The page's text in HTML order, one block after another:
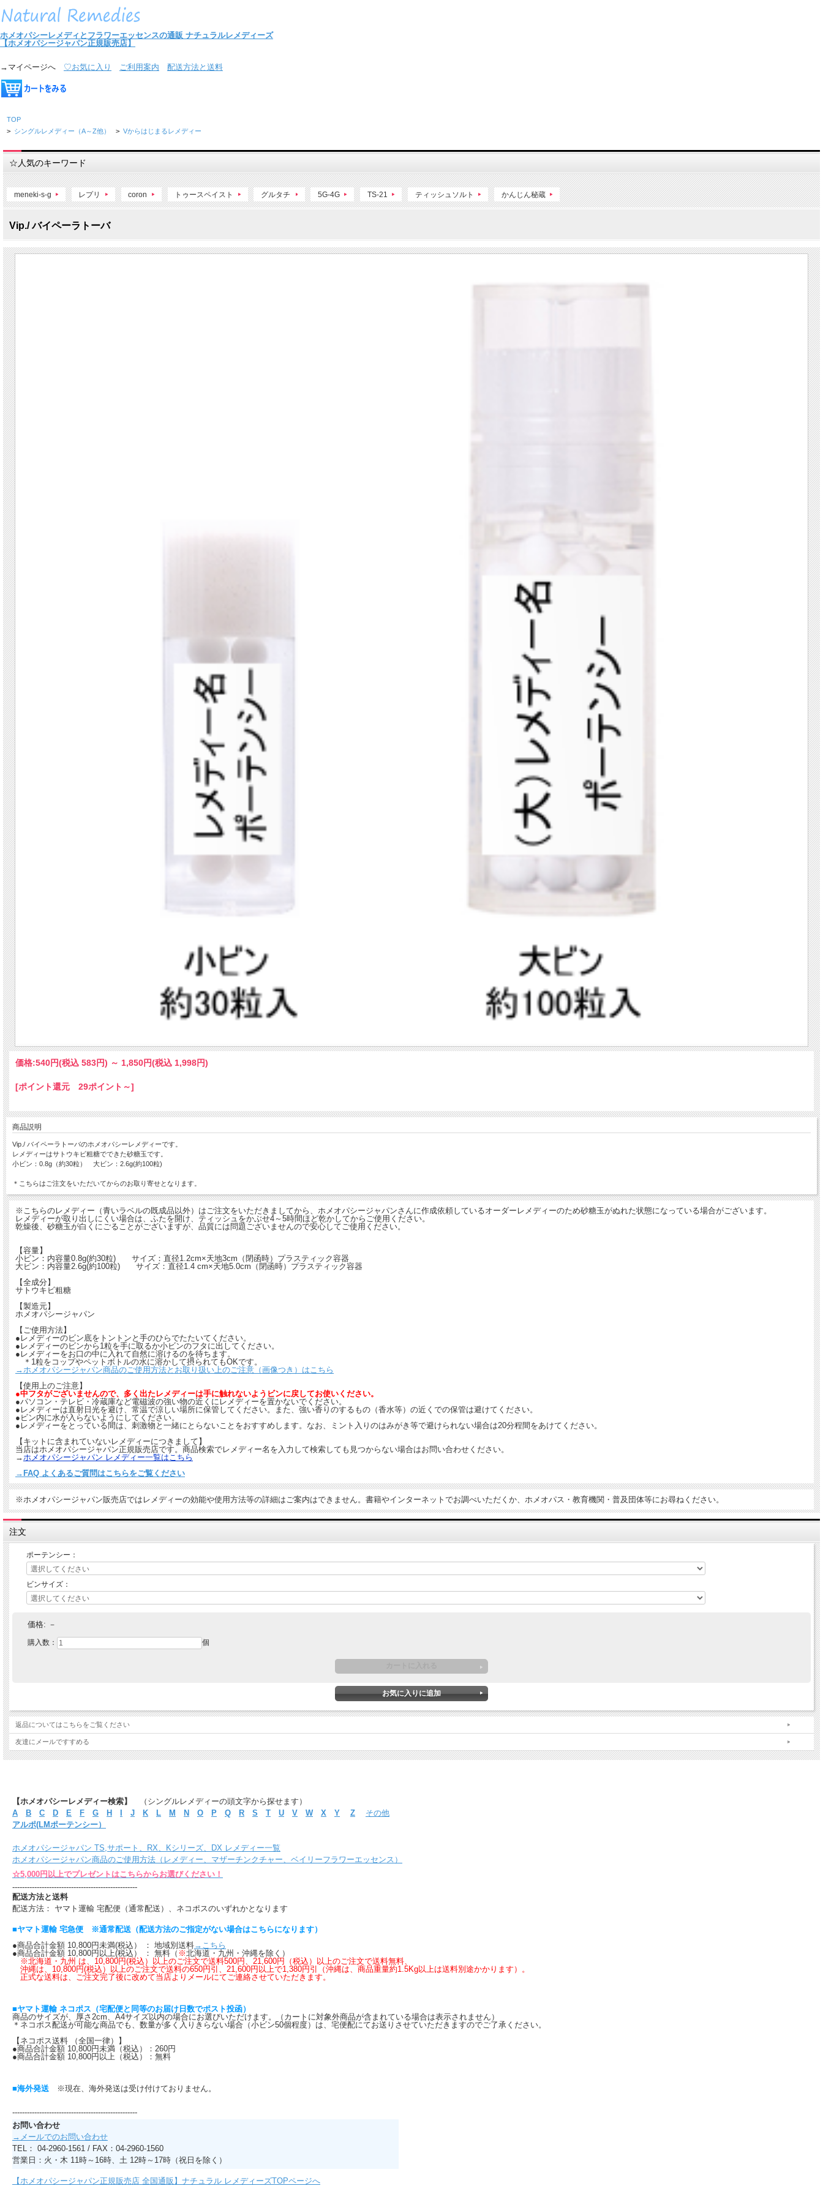
ホメオパシーレメディとフラワーエッセンスの通販 ナチュラルレメディーズ
【ホメオパシージャパン正規販売店】
→マイページへ ♡お気に入り ご利用案内 配送方法と送料
TOP
> シングルレメディー（A～Z他） > Vからはじまるレメディー
☆人気のキーワード
meneki-s-g レプリ coron トゥースペイスト グルタチ 5G-4G TS-21 ティッシュソルト かんじん秘蔵
Vip./ バイペーラトーバ
価格:540円(税込 583円) ～ 1,850円(税込 1,998円)
[ポイント還元 29ポイント～]
商品説明
Vip./ バイペーラトーバのホメオパシーレメディーです。
レメディーはサトウキビ粗糖でできた砂糖玉です。
小ビン：0.8g（約30粒） 大ビン：2.6g(約100粒)
＊こちらはご注文をいただいてからのお取り寄せとなります。
※こちらのレメディー（青いラベルの既成品以外）はご注文をいただきましてから、ホメオパシージャパンさんに作成依頼しているオーダーレメディーのため砂糖玉がぬれた状態になっている場合がございます。
レメディーが取り出しにくい場合は、ふたを開け、ティッシュをかぶせ4～5時間ほど乾かしてからご使用ください。
乾燥後、砂糖玉が白くにごることがございますが、品質には問題ございませんので安心してご使用ください。
【容量】
小ビン：内容量0.8g(約30粒) サイズ：直径1.2cm×天地3cm（閉函時）プラスティック容器
大ビン：内容量2.6g(約100粒) サイズ：直径1.4 cm×天地5.0cm（閉函時）プラスティック容器
【全成分】
サトウキビ粗糖
【製造元】
ホメオパシージャパン
【ご使用方法】
●レメディーのビン底をトントンと手のひらでたたいてください。
●レメディーのビンから1粒を手に取るか小ビンのフタに出してください。
●レメディーをお口の中に入れて自然に溶けるのを待ちます。
＊1粒をコップやペットボトルの水に溶かして摂られてもOKです。
→ホメオパシージャパン商品のご使用方法とお取り扱い上のご注意（画像つき）はこちら
【使用上のご注意】
●中フタがございませんので、多く出たレメディーは手に触れないようビンに戻してお使いください。
●パソコン・テレビ・冷蔵庫など電磁波の強い物の近くにレメディーを置かないでください。
●レメディーは直射日光を避け、常温で涼しい場所に保管してください。また、強い香りのするもの（香水等）の近くでの保管は避けてください。
●ビン内に水が入らないようにしてください。
●レメディーをとっている間は、刺激物と一緒にとらないことをおすすめします。なお、ミント入りのはみがき等で避けられない場合は20分程間をあけてください。
【キットに含まれていないレメディーにつきまして】
当店はホメオパシージャパン正規販売店です。商品検索でレメディー名を入力して検索しても見つからない場合はお問い合わせください。
→ホメオパシージャパン レメディー一覧はこちら
→FAQ よくあるご質問はこちらをご覧ください
※ホメオパシージャパン販売店ではレメディーの効能や使用方法等の詳細はご案内はできません。書籍やインターネットでお調べいただくか、ホメオパス・教育機関・普及団体等にお尋ねください。
注文
ポーテンシー：
ビンサイズ：
価格: －
購入数： 個
返品についてはこちらをご覧ください
友達にメールですすめる
【ホメオパシーレメディー検索】
（シングルレメディーの頭文字から探せます）
A
B C D E F G H J K L M N O P Q R S T U V W X Y Z
その他
アルポ(LMポーテンシー）
ホメオパシージャパン TS,サポート、RX、Kシリーズ、DX レメディー一覧
ホメオパシージャパン商品のご使用方法（レメディー、マザーチンクチャー、ベイリーフラワーエッセンス）
☆5,000円以上でプレゼントはこちらからお選びください！
---------------------------------------------------
配送方法と送料
配送方法： ヤマト運輸 宅配便（通常配送）、ネコポスのいずれかとなります
■ヤマト運輸 宅急便 ※通常配送（配送方法のご指定がない場合はこちらになります）
●商品合計金額 10,800円未満(税込） ： 地域別送料→こちら
●商品合計金額 10,800円以上(税込） ： 無料（ ※北海道・九州・沖縄を除く）
※北海道・九州 は、10,800円(税込）以上のご注文で送料500円、21,600円（税込）以上のご注文で送料無料、
沖縄は、10,800円(税込）以上のご注文で送料の650円引、21,600円以上で1,380円引（沖縄は、商品重量約1.5Kg以上は送料別途かかります）。
正式な送料は、ご注文完了後に改めて当店よりメールにてご連絡させていただきます。
■ヤマト運輸 ネコポス（宅配便と同等のお届け日数でポスト投函）
商品のサイズが、厚さ2cm、A4サイズ以内の場合にお選びいただけます。（カートに対象外商品が含まれている場合は表示されません）
＊ネコポス配送が可能な商品でも、数量が多く入りきらない場合（小ビン50個程度）は、宅便配にてお送りさせていただきますのでご了承ください。
【ネコポス送料 （全国一律）】
●商品合計金額 10,800円未満（税込）：260円
●商品合計金額 10,800円以上（税込）：無料
■海外発送 ※現在、海外発送は受け付けておりません。
---------------------------------------------------
お問い合わせ
→メールでのお問い合わせ
TEL： 04-2960-1561 / FAX：04-2960-1560
営業日：火・木 11時～16時、土 12時～17時（祝日を除く）
【ホメオパシージャパン正規販売店 全国通販】ナチュラル レメディーズTOPページへ